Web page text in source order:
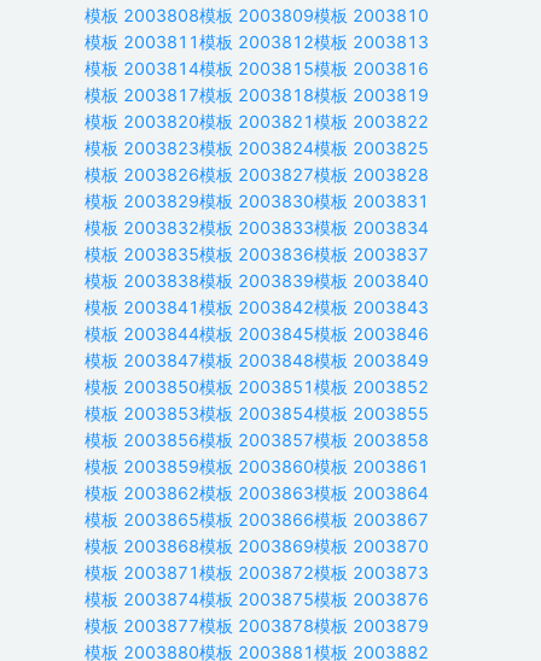
模板 2003808模板 2003809模板 2003810
模板 2003811模板 2003812模板 2003813
模板 2003814模板 2003815模板 2003816
模板 2003817模板 2003818模板 2003819
模板 2003820模板 2003821模板 2003822
模板 2003823模板 2003824模板 2003825
模板 2003826模板 2003827模板 2003828
模板 2003829模板 2003830模板 2003831
模板 2003832模板 2003833模板 2003834
模板 2003835模板 2003836模板 2003837
模板 2003838模板 2003839模板 2003840
模板 2003841模板 2003842模板 2003843
模板 2003844模板 2003845模板 2003846
模板 2003847模板 2003848模板 2003849
模板 2003850模板 2003851模板 2003852
模板 2003853模板 2003854模板 2003855
模板 2003856模板 2003857模板 2003858
模板 2003859模板 2003860模板 2003861
模板 2003862模板 2003863模板 2003864
模板 2003865模板 2003866模板 2003867
模板 2003868模板 2003869模板 2003870
模板 2003871模板 2003872模板 2003873
模板 2003874模板 2003875模板 2003876
模板 2003877模板 2003878模板 2003879
模板 2003880模板 2003881模板 2003882